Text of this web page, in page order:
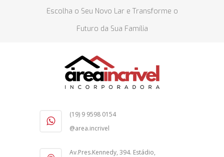
Escolha o Seu Novo Lar e Transforme o
Futuro da Sua Família
(19) 9 9598 0154
@area.incrivel
Av.Pres.Kennedy, 394. Estádio,